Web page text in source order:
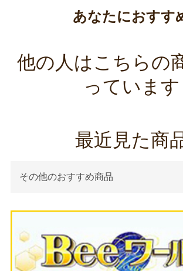
あなたにおすす
他の人はこちらの
っています
最近見た商
その他のおすすめ商品